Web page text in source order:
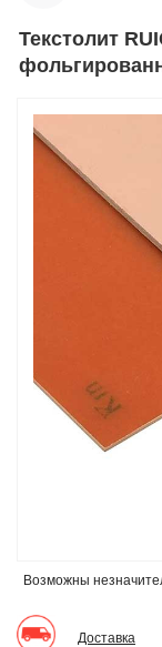
Текстолит RUICHI FR1-1 1.5 мм 150x250,
Возможны
Доставка